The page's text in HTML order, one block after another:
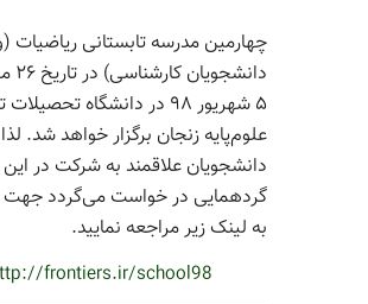
چهارمین مدرسه تابستانی ریاضیات
۵ شهریور ۹۸ در دانشگاه
علوم‌پایه زنجان برگزار خواهد شد.
دانشجویان علاقمند به شرکت در این
گردهمایی در خواست می‌گردد جهت
به لینک زیر مراجعه نمایید.
frontiers.ir/school98